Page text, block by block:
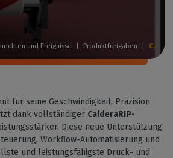
und Ereignisse Produktfreigaben CalderaRIP unterstützt jetzt Roland TrueVIS
für seine Geschwindigkeit, Präzision
dank vollständiger CalderaRIP-
Diese neue Unterstützung
Workflow-Automatisierung und
und leistungsfähigste Druck- und